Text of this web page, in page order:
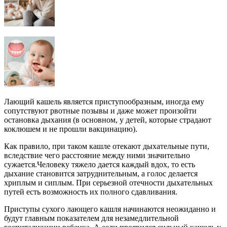
Лающий кашель является приступообразным, иногда ему
сопутствуют рвотные позывы и даже может произойти
остановка дыхания (в основном, у детей, которые страдают
коклюшем и не прошли вакцинацию).
Как правило, при таком кашле отекают дыхательные пути,
вследствие чего расстояние между ними значительно
сужается.Человеку тяжело дается каждый вдох, то есть
дыхание становится затруднительным, а голос делается
хриплым и сиплым. При серьезной отечности дыхательных
путей есть возможность их полного сдавливания.
Приступы сухого лающего кашля начинаются неожиданно и
будут главным показателем для незамедлительной